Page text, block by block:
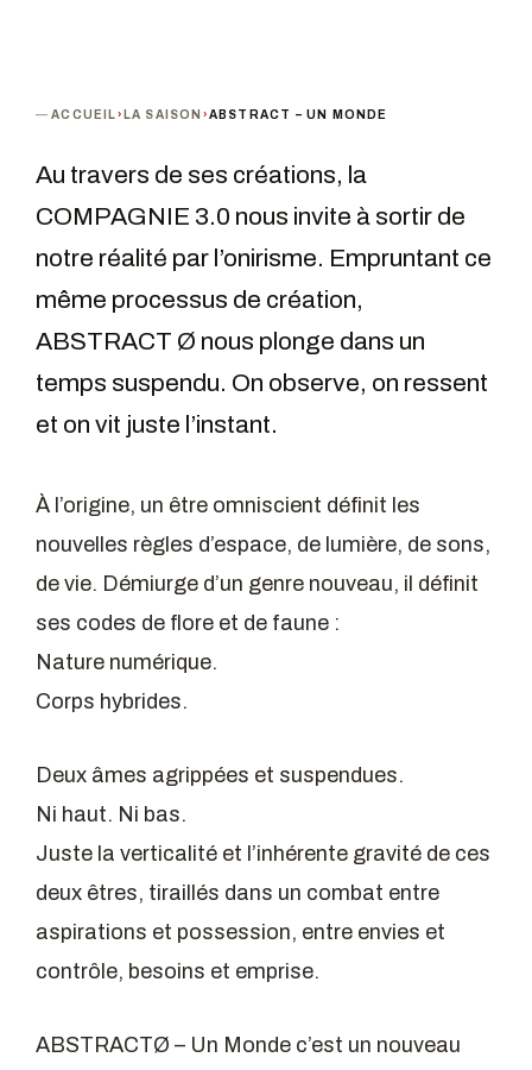
ACCUEIL› LA SAISON ›ABSTRACT – UN MONDE
Au travers de ses créations, la
COMPAGNIE 3.0 nous invite à sortir de
notre réalité par l’onirisme. Empruntant ce
même processus de création,
ABSTRACT Ø nous plonge dans un
temps suspendu. On observe, on ressent
et on vit juste l’instant.
À l’origine, un être omniscient définit les
nouvelles règles d’espace, de lumière, de sons,
de vie. Démiurge d’un genre nouveau, il définit
ses codes de flore et de faune :
Nature numérique.
Corps hybrides.
Deux âmes agrippées et suspendues.
Ni haut. Ni bas.
Juste la verticalité et l’inhérente gravité de ces
deux êtres, tiraillés dans un combat entre
aspirations et possession, entre envies et
contrôle, besoins et emprise.
ABSTRACTØ – Un Monde c’est un nouveau